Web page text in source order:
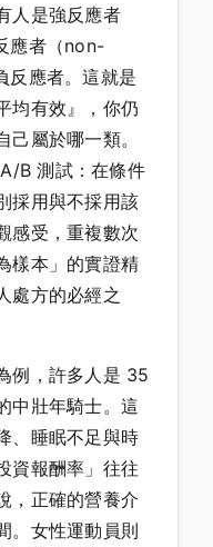
人是強反應者
應者（non-
反應者。這就是
均有效』，你仍
屬於哪一類。
B 測試：在條件
採用與不採用該
感受，重複數次
樣本」的實證精
處方的必經之
例，許多人是 35
中壯年騎士。這
、睡眠不足與時
資報酬率」往往
正確的營養介
。女性運動員則